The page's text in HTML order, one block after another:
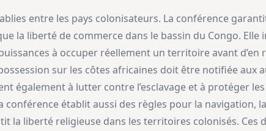
entre les pays colonisateurs. La conférence
la liberté de commerce dans le bassin du Congo.
à occuper réellement un territoire avant d’en
sur les côtes africaines doit être notifiée aux
également à lutter contre l’esclavage et à protéger
conférence établit aussi des règles pour la navigation,
la liberté religieuse dans les territoires colonisés. Ces